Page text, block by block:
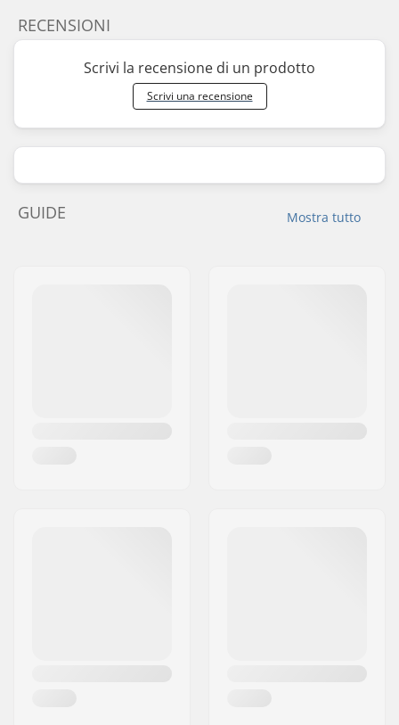
RECENSIONI
Scrivi la recensione di un prodotto
Scrivi una recensione
Mostra tutto
GUIDE